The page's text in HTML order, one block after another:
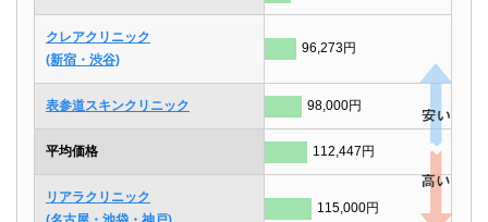
クレアクリニック
(新宿・渋谷)
96,273円
表参道スキンクリニック 98,000円
平均価格 112,447円
リアラクリニック
115,000円